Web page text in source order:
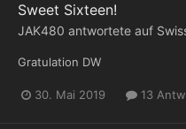
Sweet Sixteen!
JAK480 antwortete auf
Gratulation DW
30. Mai 2019 13